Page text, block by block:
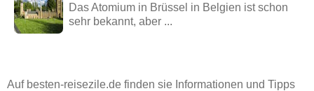
Das Atomium in Brüssel in Belgien ist schon
sehr bekannt, aber ...
Auf besten-reisezile.de finden sie Informationen und Tipps